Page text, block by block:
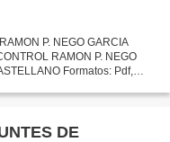
P. NEGO GARCIA
RAMON P. NEGO
Formatos: Pdf,
DE